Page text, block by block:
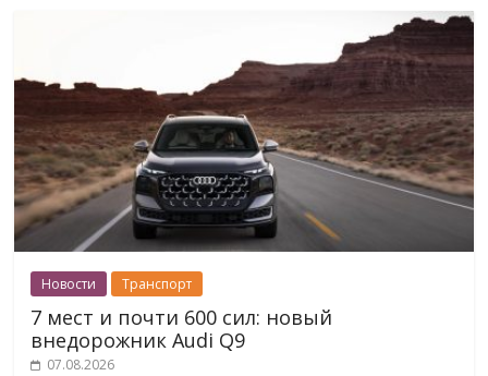
Новости Транспорт
7 мест и почти 600 сил: новый
внедорожник Audi Q9
07.08.2026